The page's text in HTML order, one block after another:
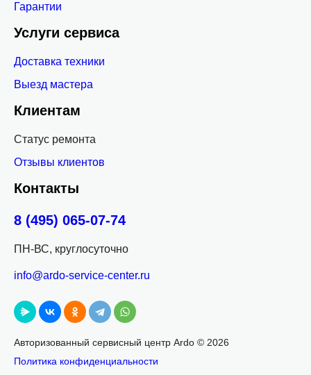
Гарантии
Услуги сервиса
Доставка техники
Выезд мастера
Клиентам
Статус ремонта
Отзывы клиентов
Контакты
8 (495) 065-07-74
ПН-ВС, круглосуточно
info@ardo-service-center.ru
Авторизованный сервисный центр Ardo © 2026
Политика конфиденциальности